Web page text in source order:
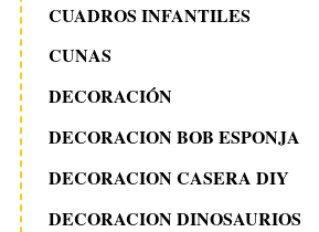
CUADROS INFANTILES
CUNAS
DECORACIÓN
DECORACION BOB ESPONJA
DECORACION CASERA DIY
DECORACION DINOSAURIOS